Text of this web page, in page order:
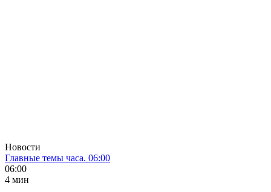
Новости
Главные темы часа. 06:00
06:00
4 мин